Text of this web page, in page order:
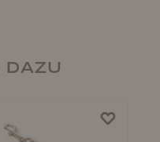
DAZU